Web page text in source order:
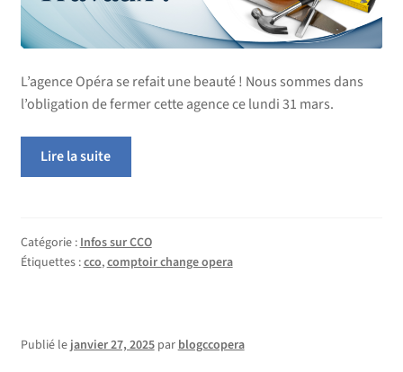
L’agence Opéra se refait une beauté ! Nous sommes dans
l’obligation de fermer cette agence ce lundi 31 mars.
Lire la suite
Catégorie :Infos sur CCO
Étiquettes :cco,comptoir change opera
Publié le janvier 27, 2025 par blogccopera